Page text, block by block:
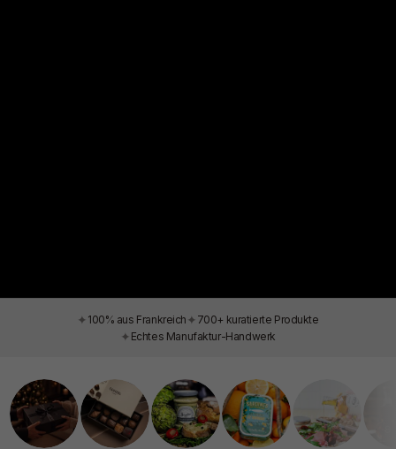
✦ 100% aus Frankreich ✦ 700+ kuratierte Produkte
✦ Echtes Manufaktur-Handwerk